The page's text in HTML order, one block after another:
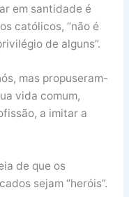
em santidade é
católicos, “não é
de alguns”.
mas propuseram-
vida comum,
a imitar a
de que os
sejam “heróis”.